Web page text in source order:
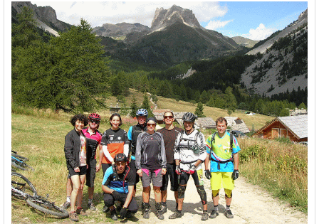
s
s
a
g
e